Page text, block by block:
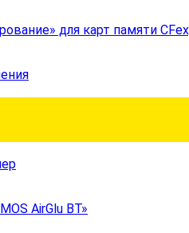
для карт памяти
AirGlu BT»